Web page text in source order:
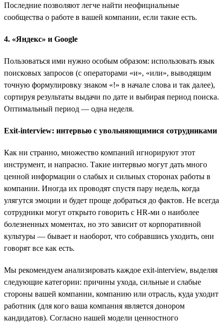
Последние позволяют легче найти неофициальные
сообщества о работе в вашей компании, если такие есть.
4. «Яндекс» и Google
Пользоваться ими нужно особым образом: использовать язык
поисковых запросов (с операторами «и», «или», выводящим
точную формулировку знаком «!» в начале слова и так далее),
сортируя результаты выдачи по дате и выбирая период поиска.
Оптимальный период — одна неделя.
Exit-interview: интервью с увольняющимися сотрудниками
Как ни странно, множество компаний игнорируют этот
инструмент, и напрасно. Такие интервью могут дать много
ценной информации о слабых и сильных сторонах работы в
компании. Иногда их проводят спустя пару недель, когда
улягутся эмоции и будет проще добраться до фактов. Не всегда
сотрудники могут открыто говорить с HR-ми о наиболее
болезненных моментах, но это зависит от корпоративной
культуры — бывает и наоборот, что собравшись уходить, они
говорят все как есть.
Мы рекомендуем анализировать каждое exit-interview, выделяя
следующие категории: причины ухода, сильные и слабые
стороны вашей компании, компанию или отрасль, куда уходит
работник (для кого ваша компания является донором
кандидатов). Согласно нашей модели ценностного